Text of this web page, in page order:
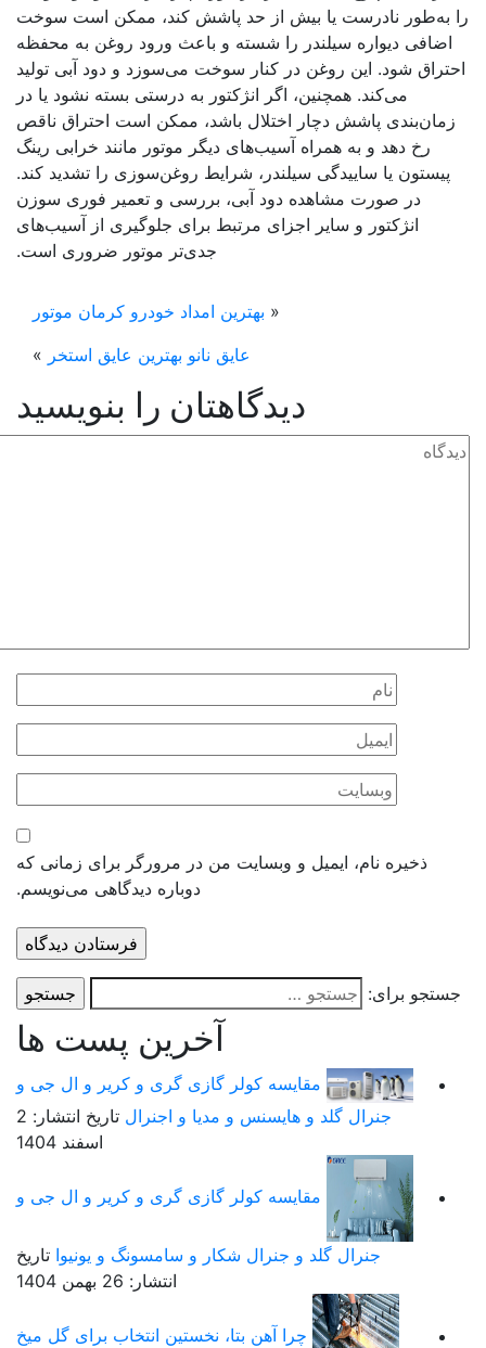
به‌طور نادرست یا بیش از حد پاشش کند، ممکن است سوخت
اضافی دیواره سیلندر را شسته و باعث ورود روغن به محفظه
شود. این روغن در کنار سوخت می‌سوزد و دود آبی تولید
می‌کند. همچنین، اگر انژکتور به درستی بسته نشود یا در
پاشش دچار اختلال باشد، ممکن است احتراق ناقص
رخ دهد و به همراه آسیب‌های دیگر موتور مانند خرابی رینگ
پیستون یا ساییدگی سیلندر، شرایط روغن‌سوزی را تشدید کند.
در صورت مشاهده دود آبی، بررسی و تعمیر فوری سوزن
انژکتور و سایر اجزای مرتبط برای جلوگیری از آسیب‌های
جدی‌تر موتور ضروری است.
بهترین امداد خودرو کرمان موتور
عایق نانو بهترین عایق استخر»
دیدگاهتان را بنویسید
ذخیره نام، ایمیل و وبسایت من در مرورگر برای زمانی که
دوباره دیدگاهی می‌نویسم.
برای:
آخرین پست ها
مقایسه کولر گازی گری و کریر و ال جی و
جنرال گلد و هایسنس و مدیا و اجنرال
تاریخ انتشار: 2
اسفند 1404
مقایسه کولر گازی گری و کریر و ال جی و
جنرال گلد و جنرال شکار و سامسونگ و یونیوا تاریخ
انتشار: 26 بهمن 1404
چرا آهن بتا، نخستین انتخاب برای گل میخ